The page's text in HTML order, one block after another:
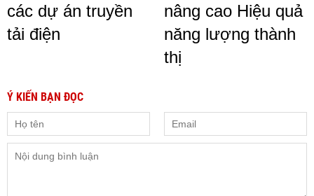
các dự án truyền
tải điện
nâng cao Hiệu quả
năng lượng thành
thị
Ý KIẾN BẠN ĐỌC